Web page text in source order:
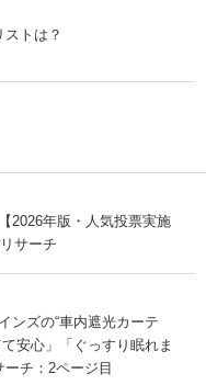
トは？
2026年版・人気投票実施
サーチ
ンズの“車内遮光カーテ
安心」「ぐっすり眠れま
チ：2ページ目